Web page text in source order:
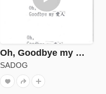
Oh, Goodbye my 愛人（DEMO）
SADOG